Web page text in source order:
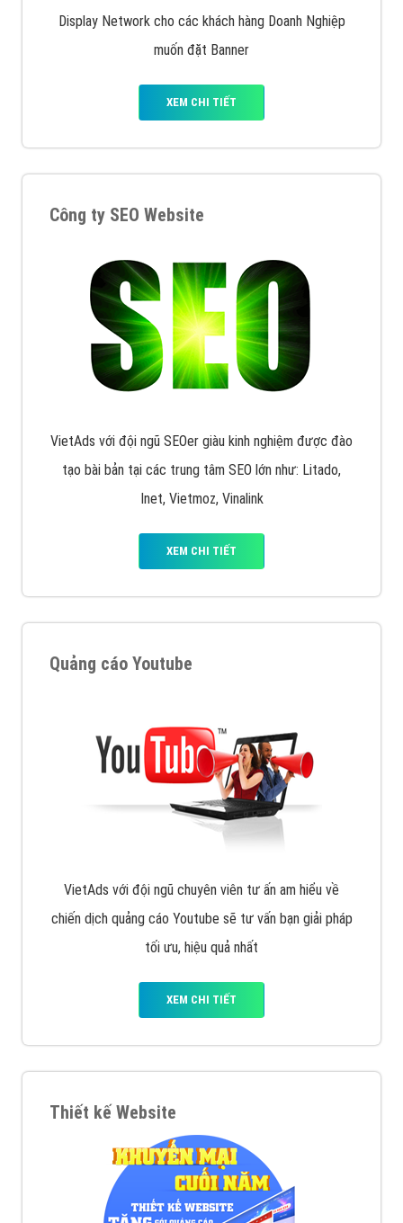
Display Network cho các khách hàng Doanh Nghiệp
muốn đặt Banner
XEM CHI TIẾT
Công ty SEO Website
VietAds với đội ngũ SEOer giàu kinh nghiệm được đào
tạo bài bản tại các trung tâm SEO lớn như: Litado,
Inet, Vietmoz, Vinalink
XEM CHI TIẾT
Quảng cáo Youtube
VietAds với đội ngũ chuyên viên tư ấn am hiểu về
chiến dịch quảng cáo Youtube sẽ tư vấn bạn giải pháp
tối ưu, hiệu quả nhất
XEM CHI TIẾT
Thiết kế Website